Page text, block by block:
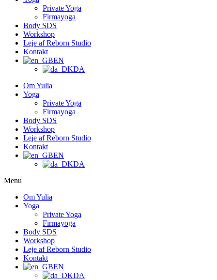
Private Yoga
Firmayoga
Body SDS
Workshop
Leje af Reborn Studio
Kontakt
EN
DA
Om Yulia
Yoga
Private Yoga
Firmayoga
Body SDS
Workshop
Leje af Reborn Studio
Kontakt
EN
DA
Menu
Om Yulia
Yoga
Private Yoga
Firmayoga
Body SDS
Workshop
Leje af Reborn Studio
Kontakt
EN
DA